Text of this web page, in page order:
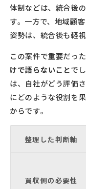
体制などは、統合後
す。一方で、地域顧
姿勢は、統合後も軽
この案件で重要だっ
けで語らないことで
は、自社がどう評価
にどのような役割を
からです。
整理した判断軸
買収側の必要性